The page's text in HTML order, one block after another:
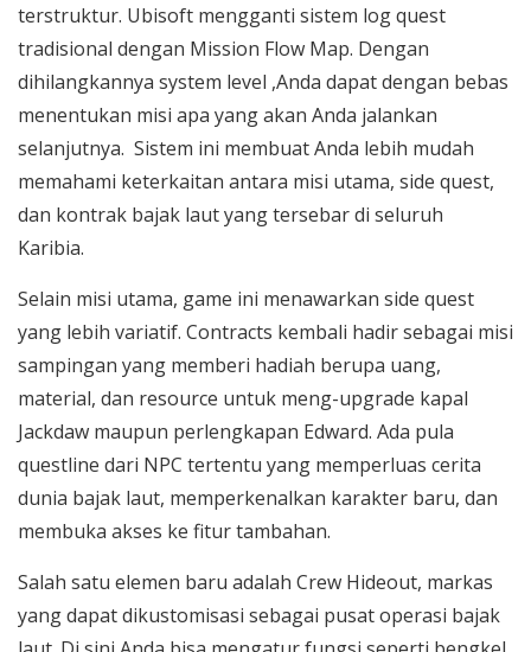
terstruktur. Ubisoft mengganti sistem log quest
tradisional dengan Mission Flow Map. Dengan
dihilangkannya system level ,Anda dapat dengan bebas
menentukan misi apa yang akan Anda jalankan
selanjutnya. Sistem ini membuat Anda lebih mudah
memahami keterkaitan antara misi utama, side quest,
dan kontrak bajak laut yang tersebar di seluruh
Karibia.
Selain misi utama, game ini menawarkan side quest
yang lebih variatif. Contracts kembali hadir sebagai misi
sampingan yang memberi hadiah berupa uang,
material, dan resource untuk meng-upgrade kapal
Jackdaw maupun perlengkapan Edward. Ada pula
questline dari NPC tertentu yang memperluas cerita
dunia bajak laut, memperkenalkan karakter baru, dan
membuka akses ke fitur tambahan.
Salah satu elemen baru adalah Crew Hideout, markas
yang dapat dikustomisasi sebagai pusat operasi bajak